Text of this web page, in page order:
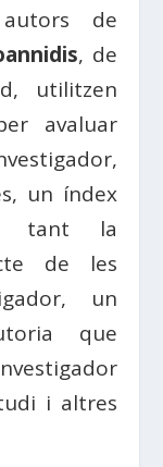
de
, de
utilitzen
avaluar
un índex
tant la
de les
un
que
i altres